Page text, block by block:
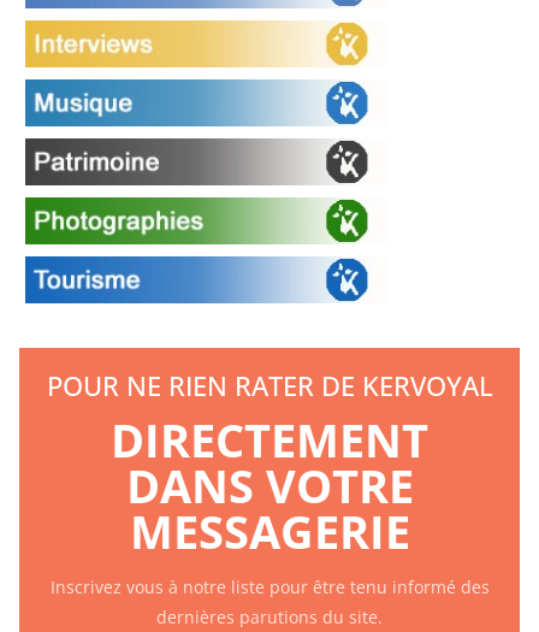
POUR NE RIEN RATER DE KERVOYAL
DIRECTEMENT
DANS VOTRE
MESSAGERIE
Inscrivez vous à notre liste pour être tenu informé des
dernières parutions du site.